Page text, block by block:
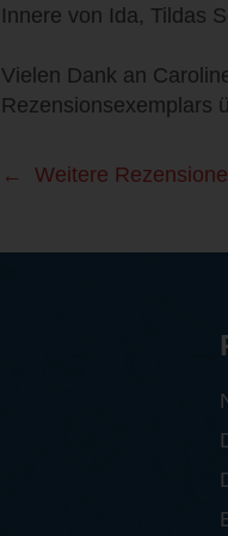
Innere von Ida, Tildas
Vielen Dank an
Rezensionsexemplars
Weitere